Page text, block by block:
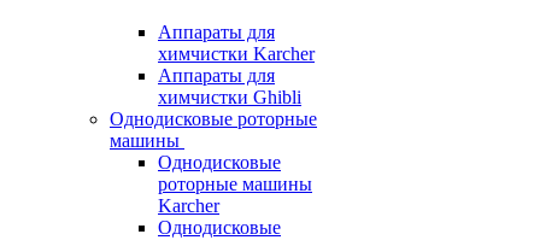
Аппараты для
химчистки Karcher
Аппараты для
химчистки Ghibli
Однодисковые роторные
машины
Однодисковые
роторные машины
Karcher
Однодисковые